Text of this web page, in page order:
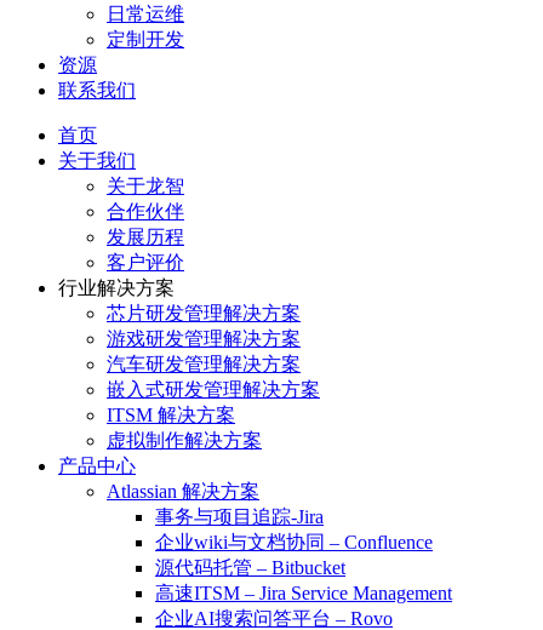
日常运维
定制开发
资源
联系我们
首页
关于我们
关于龙智
合作伙伴
发展历程
客户评价
行业解决方案
芯片研发管理解决方案
游戏研发管理解决方案
汽车研发管理解决方案
嵌入式研发管理解决方案
ITSM 解决方案
虚拟制作解决方案
产品中心
Atlassian 解决方案
事务与项目追踪-Jira
企业wiki与文档协同 – Confluence
源代码托管 – Bitbucket
高速ITSM – Jira Service Management
企业AI搜索问答平台 – Rovo